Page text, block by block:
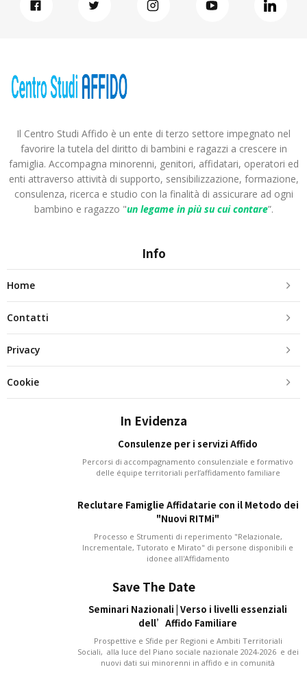
Il Centro Studi Affido è un ente di terzo settore impegnato nel
favorire la tutela del diritto di bambini e ragazzi a crescere in
famiglia. Accompagna minorenni, genitori, affidatari, operatori ed
enti attraverso attività di supporto, sensibilizzazione, formazione,
consulenza, ricerca e studio con la finalità di assicurare ad ogni
bambino e ragazzo "un legame in più su cui contare”.
Info
Home
Contatti
Privacy
Cookie
In Evidenza
Consulenze per i servizi Affido
Percorsi di accompagnamento consulenziale e formativo
delle équipe territoriali perl’affidamento familiare
Reclutare Famiglie Affidatarie con il Metodo dei
"Nuovi RITMi"
Processo e Strumenti di reperimento "Relazionale,
Incrementale, Tutorato e Mirato" di persone disponibili e
idonee all'Affidamento
Save The Date
Seminari Nazionali | Verso i livelli essenziali
dell’Affido Familiare
Prospettive e Sfide per Regioni e Ambiti Territoriali
Sociali, alla luce del Piano sociale nazionale 2024-2026 e dei
nuovi dati sui minorenni in affido e in comunità